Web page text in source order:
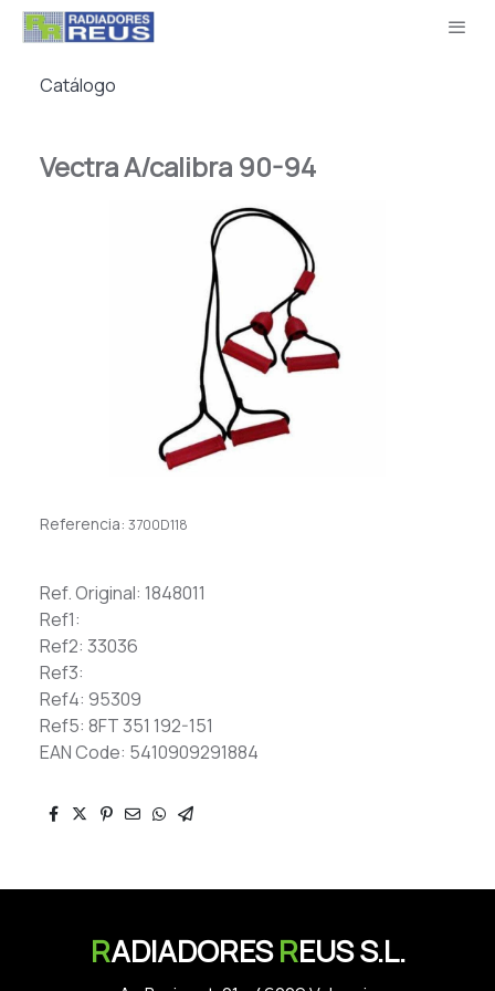
Catálogo
Vectra A/calibra 90-94
Referencia: 3700D118
Ref. Original: 1848011
Ref1:
Ref2: 33036
Ref3:
Ref4: 95309
Ref5: 8FT 351 192-151
EAN Code: 5410909291884
RADIADORESREUS S.L.